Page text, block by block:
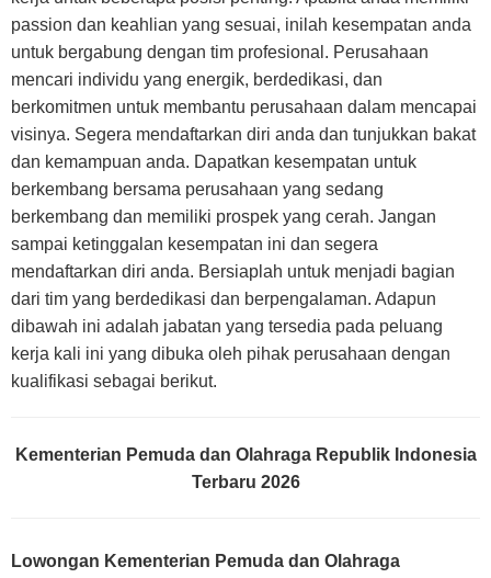
passion dan keahlian yang sesuai, inilah kesempatan anda
untuk bergabung dengan tim profesional. Perusahaan
mencari individu yang energik, berdedikasi, dan
berkomitmen untuk membantu perusahaan dalam mencapai
visinya. Segera mendaftarkan diri anda dan tunjukkan bakat
dan kemampuan anda. Dapatkan kesempatan untuk
berkembang bersama perusahaan yang sedang
berkembang dan memiliki prospek yang cerah. Jangan
sampai ketinggalan kesempatan ini dan segera
mendaftarkan diri anda. Bersiaplah untuk menjadi bagian
dari tim yang berdedikasi dan berpengalaman. Adapun
dibawah ini adalah jabatan yang tersedia pada peluang
kerja kali ini yang dibuka oleh pihak perusahaan dengan
kualifikasi sebagai berikut.
Kementerian Pemuda dan Olahraga Republik Indonesia
Terbaru 2026
Lowongan Kementerian Pemuda dan Olahraga